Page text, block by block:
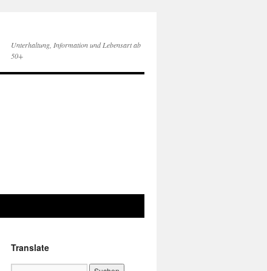
Unterhaltung, Information und Lebensart ab
50+
Translate